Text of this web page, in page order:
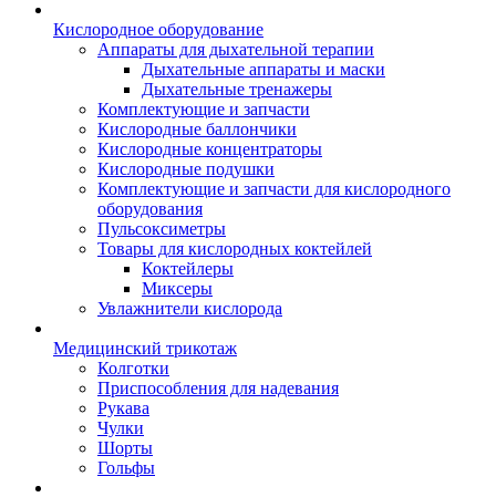
Кислородное оборудование
Аппараты для дыхательной терапии
Дыхательные аппараты и маски
Дыхательные тренажеры
Комплектующие и запчасти
Кислородные баллончики
Кислородные концентраторы
Кислородные подушки
Комплектующие и запчасти для кислородного
оборудования
Пульсоксиметры
Товары для кислородных коктейлей
Коктейлеры
Миксеры
Увлажнители кислорода
Медицинский трикотаж
Колготки
Приспособления для надевания
Рукава
Чулки
Шорты
Гольфы